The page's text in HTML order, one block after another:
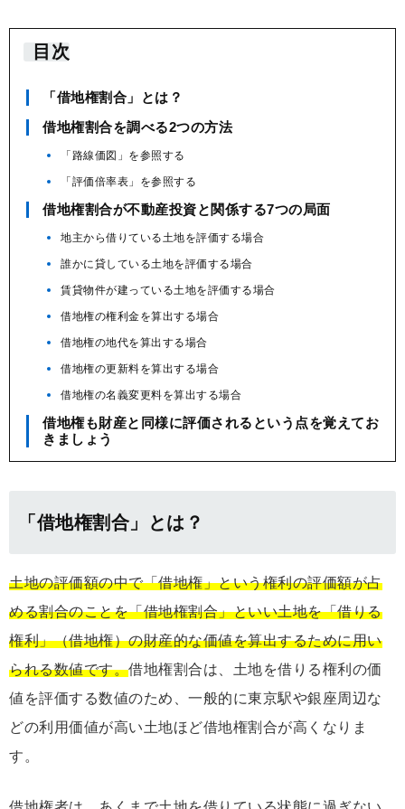
目次
「借地権割合」とは？
借地権割合を調べる2つの方法
「路線価図」を参照する
「評価倍率表」を参照する
借地権割合が不動産投資と関係する7つの局面
地主から借りている土地を評価する場合
誰かに貸している土地を評価する場合
賃貸物件が建っている土地を評価する場合
借地権の権利金を算出する場合
借地権の地代を算出する場合
借地権の更新料を算出する場合
借地権の名義変更料を算出する場合
借地権も財産と同様に評価されるという点を覚えてお
きましょう
「借地権割合」とは？
土地の評価額の中で「借地権」という権利の評価額が占
める割合のことを「借地権割合」といい土地を「借りる
権利」（借地権）の財産的な価値を算出するために用い
られる数値です。借地権割合は、土地を借りる権利の価
値を評価する数値のため、一般的に東京駅や銀座周辺な
どの利用価値が高い土地ほど借地権割合が高くなりま
す。